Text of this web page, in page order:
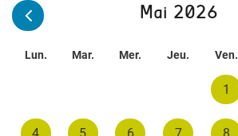
Mai 2026
Lun. Mar. Mer. Jeu. Ven.
1
4 5 6 7 8